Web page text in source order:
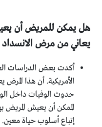
هل يمكن للمريض أن
يعاني من مرض الانسداد
أكدت بعض الدراسات
الأمريكية. أن هذا
حدوث الوفيات داخل
الممكن أن يعيش
إتباع أسلوب حياة